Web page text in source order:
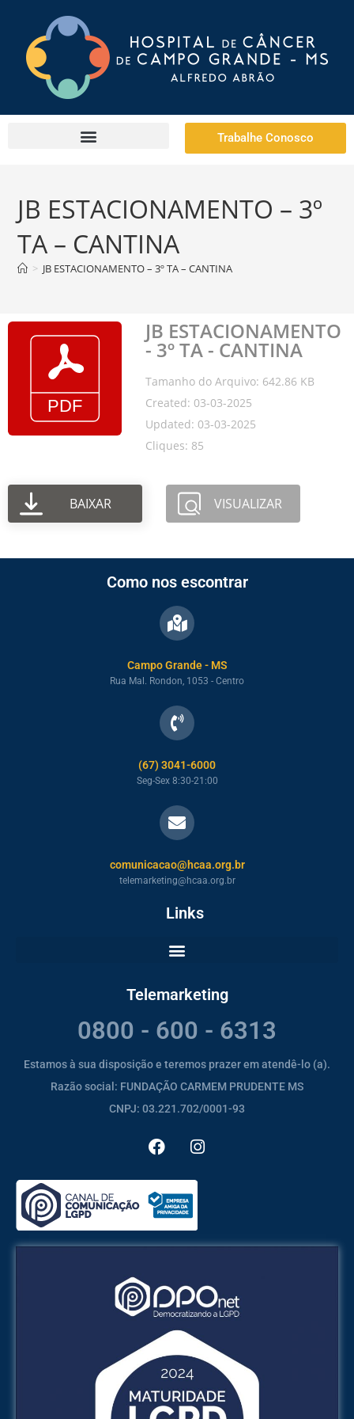
Trabalhe Conosco
JB ESTACIONAMENTO – 3º
TA – CANTINA
> JB ESTACIONAMENTO – 3º TA – CANTINA
JB ESTACIONAMENTO
- 3º TA - CANTINA
Tamanho do Arquivo: 642.86 KB
Created: 03-03-2025
Updated: 03-03-2025
Cliques: 85
BAIXAR VISUALIZAR
Como nos escontrar
Campo Grande - MS
Rua Mal. Rondon, 1053 - Centro
(67) 3041-6000
Seg-Sex 8:30-21:00
comunicacao@hcaa.org.br
telemarketing@hcaa.org.br
Links
Telemarketing
0800 - 600 - 6313
Estamos à sua disposição e teremos prazer em atendê-lo (a).
Razão social: FUNDAÇÃO CARMEM PRUDENTE MS
CNPJ: 03.221.702/0001-93